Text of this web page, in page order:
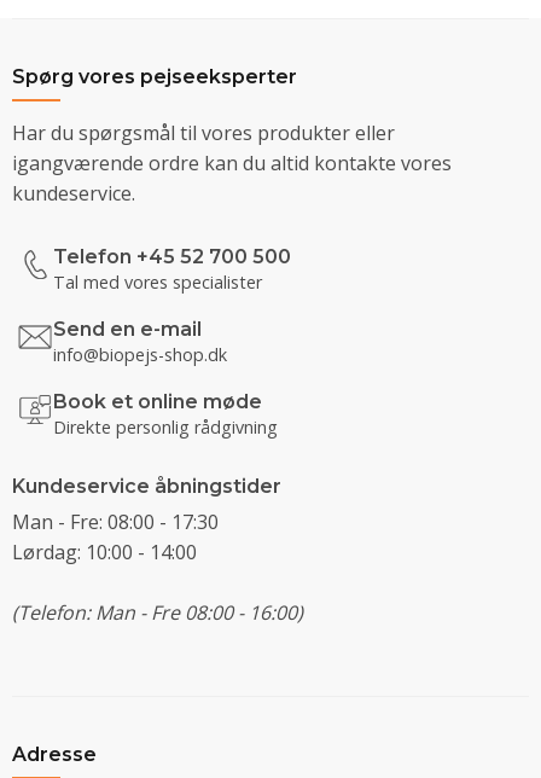
Spørg vores pejseeksperter
Har du spørgsmål til vores produkter eller
igangværende ordre kan du altid kontakte vores
kundeservice.
Telefon +45 52 700 500
Tal med vores specialister
Send en e-mail
info@biopejs-shop.dk
Book et online møde
Direkte personlig rådgivning
Kundeservice åbningstider
Man - Fre: 08:00 - 17:30
Lørdag: 10:00 - 14:00
(Telefon: Man - Fre 08:00 - 16:00)
Adresse